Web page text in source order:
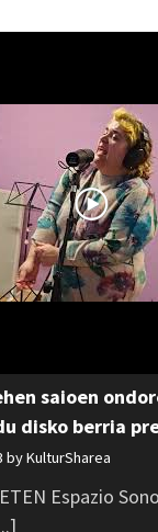
saioen
disko berria
byKulturSharea
Espazio